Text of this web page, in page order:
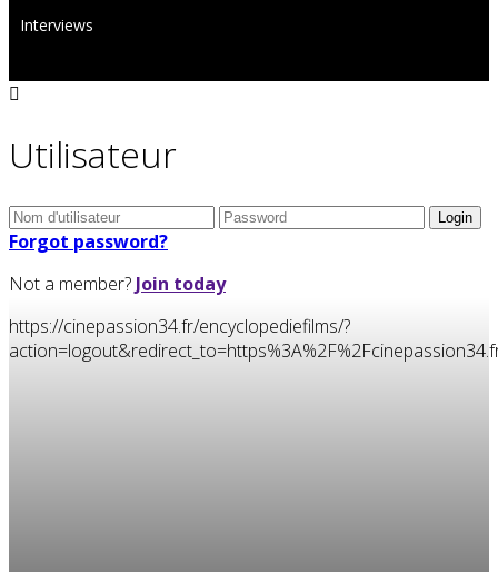
Interviews
Utilisateur
Forgot password?
Not a member? Join today
https://cinepassion34.fr/encyclopediefilms/?